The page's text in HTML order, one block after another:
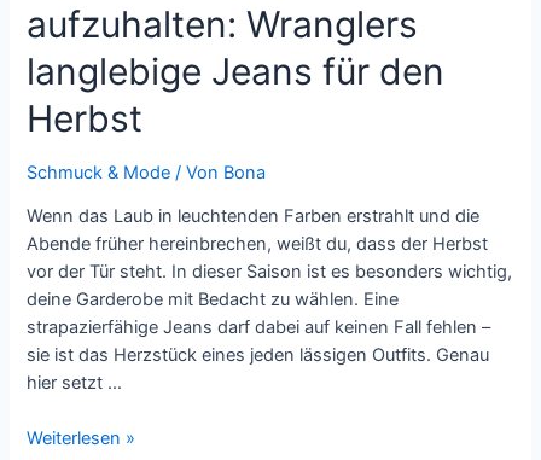
aufzuhalten: Wranglers
langlebige Jeans für den
Herbst
Schmuck & Mode / Von Bona
Wenn das Laub in leuchtenden Farben erstrahlt und die
Abende früher hereinbrechen, weißt du, dass der Herbst
vor der Tür steht. In dieser Saison ist es besonders wichtig,
deine Garderobe mit Bedacht zu wählen. Eine
strapazierfähige Jeans darf dabei auf keinen Fall fehlen –
sie ist das Herzstück eines jeden lässigen Outfits. Genau
hier setzt …
Von
Weiterlesen »